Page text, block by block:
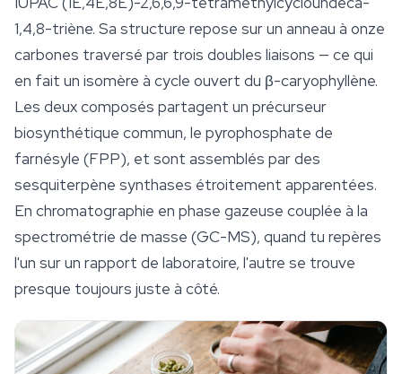
1,4,8-triène. Sa structure repose sur un anneau à onze
carbones traversé par trois doubles liaisons — ce qui
en fait un isomère à cycle ouvert du β-caryophyllène.
Les deux composés partagent un précurseur
biosynthétique commun, le pyrophosphate de
farnésyle (FPP), et sont assemblés par des
sesquiterpène synthases étroitement apparentées.
En chromatographie en phase gazeuse couplée à la
spectrométrie de masse (GC-MS), quand tu repères
l'un sur un rapport de laboratoire, l'autre se trouve
presque toujours juste à côté.